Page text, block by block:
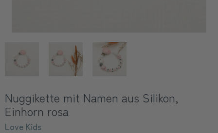
Nuggikette mit Namen aus Silikon,
Einhorn rosa
Love Kids